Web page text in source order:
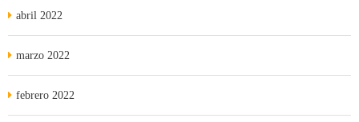
abril 2022
marzo 2022
febrero 2022